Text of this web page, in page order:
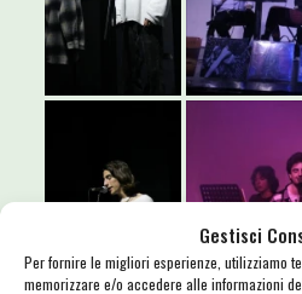
Gestisci
Per fornire le migliori esperienze, utilizziamo
memorizzare e/o accedere alle informazioni